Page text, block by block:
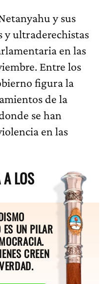
y sus
y ultraderechistas
en las
Entre los
figura la
de la
se han
en las
A LOS
ES UN PILAR
CREEN